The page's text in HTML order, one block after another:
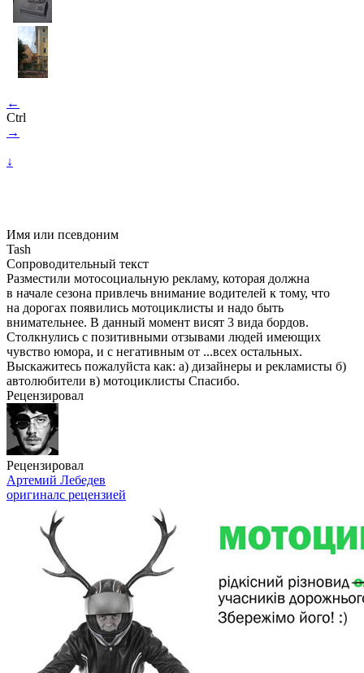
←
Ctrl
→
↓
Имя или псевдоним
Tash
Сопроводительный текст
Разместили мотосоциальную рекламу, которая должна
в начале сезона привлечь внимание водителей к тому, что
на дорогах появились мотоциклисты и надо быть
внимательнее. В данный момент висят 3 вида бордов.
Столкнулись с позитивными отзывами людей имеющих
чувство юмора, и с негативным от ...всех остальных.
Выскажитесь пожалуйста как: а) дизайнеры и рекламисты б)
автолюбители в) мотоциклисты Спасибо.
Рецензировал
Рецензировал
Артемий Лебедев
оригиналс рецензией